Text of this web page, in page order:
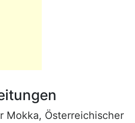
Mokka, Österreichischer